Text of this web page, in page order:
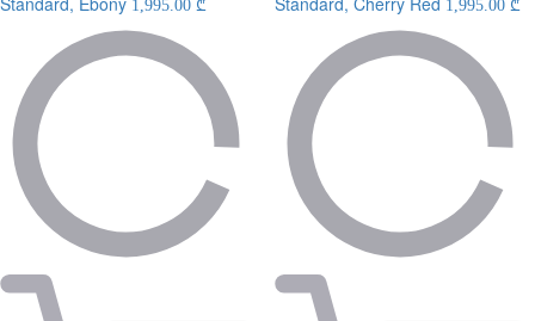
1,995.00 ₾ 1,995.00 ₾